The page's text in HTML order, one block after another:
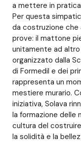
a mettere in
Per questa
da costruzione che
prove: il mattone
unitamente ad
organizzato dalla
di Formedil e dei
rappresenta un
mestiere murario.
iniziativa, Solava
la formazione delle
cultura del
la solidità e la